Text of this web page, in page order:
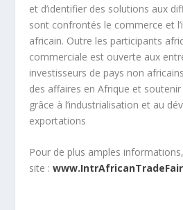
et d’identifier des solutions aux
sont confrontés le commerce et
africain. Outre les participants
commerciale est ouverte aux
investisseurs de pays non
des affaires en Afrique et
grâce à l’industrialisation et au
exportations
Pour de plus amples
site :